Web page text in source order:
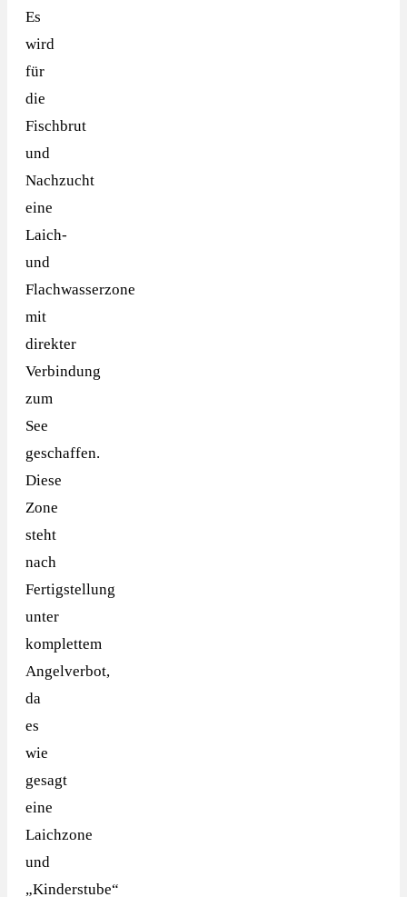
Es
wird
für
die
Fischbrut
und
Nachzucht
eine
Laich-
und
Flachwasserzone
mit
direkter
Verbindung
zum
See
geschaffen.
Diese
Zone
steht
nach
Fertigstellung
unter
komplettem
Angelverbot,
da
es
wie
gesagt
eine
Laichzone
und
„Kinderstube“